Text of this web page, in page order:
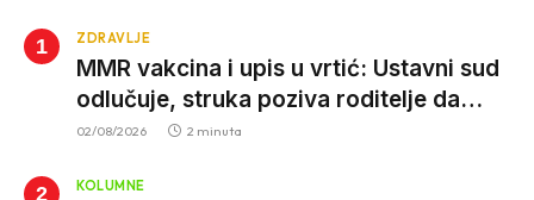
ZDRAVLJE
MMR vakcina i upis u vrtić: Ustavni sud
odlučuje, struka poziva roditelje da
vjeruju nauci
02/08/2026 2 minuta
KOLUMNE